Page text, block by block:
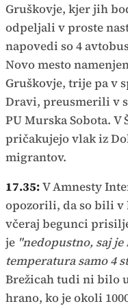
Gruškovje, kjer jih
odpeljali v proste
napovedi so 4
Novo mesto
Gruškovje, trije pa v
Dravi, preusmerili v
PU Murska Sobota.
pričakujejo vlak iz
migrantov.
17.35:V Amnesty
opozorili, da so bili v
včeraj begunci
je "nedopustno, saj
temperatura samo 4
Brežicah tudi ni bilo
hrano, ko je okoli